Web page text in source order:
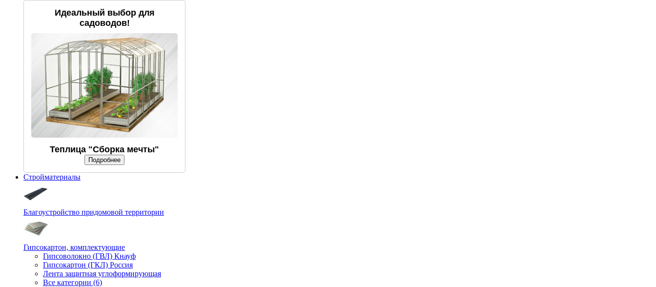
Идеальный выбор для
садоводов!
Теплица "Сборка мечты"
Подробнее
Стройматериалы
Благоустройство придомовой территории
Гипсокартон, комплектующие
Гипсоволокно (ГВЛ) Кнауф
Гипсокартон (ГКЛ) Россия
Лента защитная углоформирующая
Все категории (6)